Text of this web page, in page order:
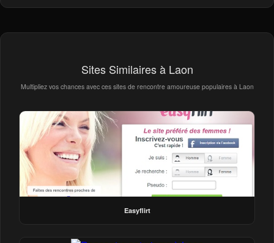
Sites Similaires à Laon
Multipliez vos chances avec ces sites de rencontre amoureuse populaires à Laon
Easyflirt